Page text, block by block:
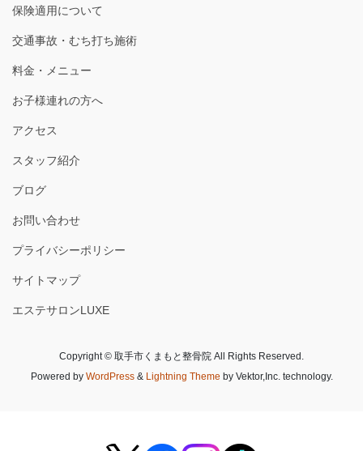
保険適用について
交通事故・むち打ち施術
料金・メニュー
お子様連れの方へ
アクセス
スタッフ紹介
ブログ
お問い合わせ
プライバシーポリシー
サイトマップ
エステサロンLUXE
Copyright © 取手市くまもと整骨院 All Rights Reserved.
Powered by WordPress& Lightning Theme by Vektor,Inc. technology.